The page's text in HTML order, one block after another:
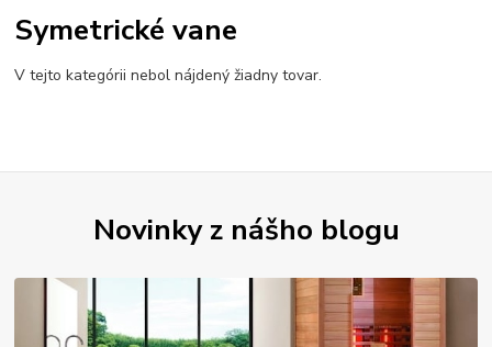
Symetrické vane
V tejto kategórii nebol nájdený žiadny tovar.
Novinky z nášho blogu